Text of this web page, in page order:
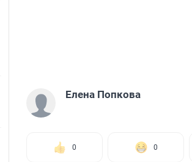
Елена Попкова
0 0